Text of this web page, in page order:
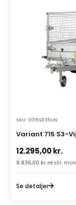
SKU: 0715S335UN
Variant 715 S3-
12.295,00kr.
9.836,00 kr.ekskl.
Se detaljer